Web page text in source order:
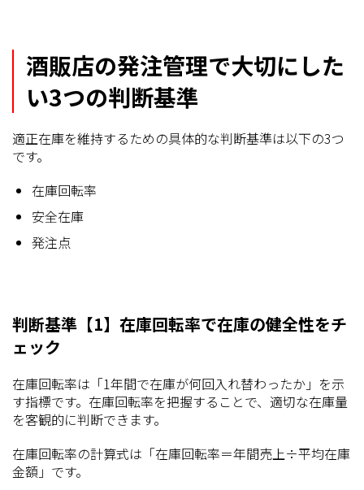
酒販店の発注管理で大切にした
い3つの判断基準
適正在庫を維持するための具体的な判断基準は以下の3つ
です。
在庫回転率
安全在庫
発注点
判断基準【1】在庫回転率で在庫の健全性をチ
ェック
在庫回転率は「1年間で在庫が何回入れ替わったか」を示
す指標です。在庫回転率を把握することで、適切な在庫量
を客観的に判断できます。
在庫回転率の計算式は「在庫回転率＝年間売上÷平均在庫
金額」です。